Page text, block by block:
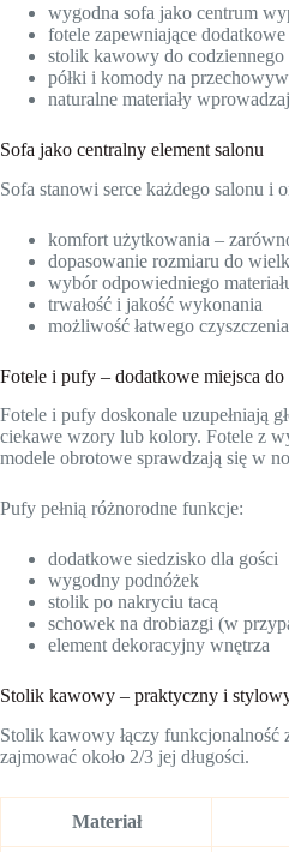
wygodna sofa jako centrum
fotele zapewniające dodatkowe
stolik kawowy do codziennego
półki i komody na
naturalne materiały
Sofa jako centralny element salonu
Sofa stanowi serce każdego salonu i
komfort użytkowania –
dopasowanie rozmiaru do
wybór odpowiedniego
trwałość i jakość wykonania
możliwość łatwego
Fotele i pufy – dodatkowe miejsca do
Fotele i pufy doskonale uzupełniają
ciekawe wzory lub kolory. Fotele z
modele obrotowe sprawdzają się w
Pufy pełnią różnorodne funkcje:
dodatkowe siedzisko dla gości
wygodny podnóżek
stolik po nakryciu tacą
schowek na drobiazgi (w
element dekoracyjny wnętrza
Stolik kawowy – praktyczny i
Stolik kawowy łączy
zajmować około 2/3 jej długości.
Materiał